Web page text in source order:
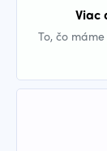
Viac
To, čo